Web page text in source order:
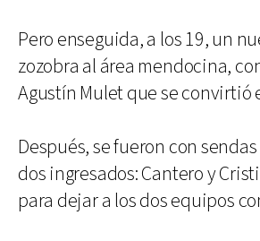
Pero enseguida, a los 19, un
zozobra al área mendocina,
Agustín Mulet que se convirtió
Después, se fueron con
dos ingresados: Cantero y
para dejar a los dos equipos